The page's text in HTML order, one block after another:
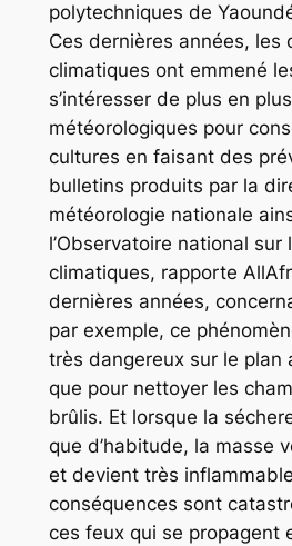
polytechniques de
Ces dernières années, les
climatiques ont emmené
s’intéresser de plus en
météorologiques pour
cultures en faisant des
bulletins produits par la
météorologie nationale
l’Observatoire national sur
climatiques, rapporte
dernières années,
par exemple, ce
très dangereux sur le plan
que pour nettoyer les
brûlis. Et lorsque la
que d’habitude, la masse
et devient très
conséquences sont
ces feux qui se propagent